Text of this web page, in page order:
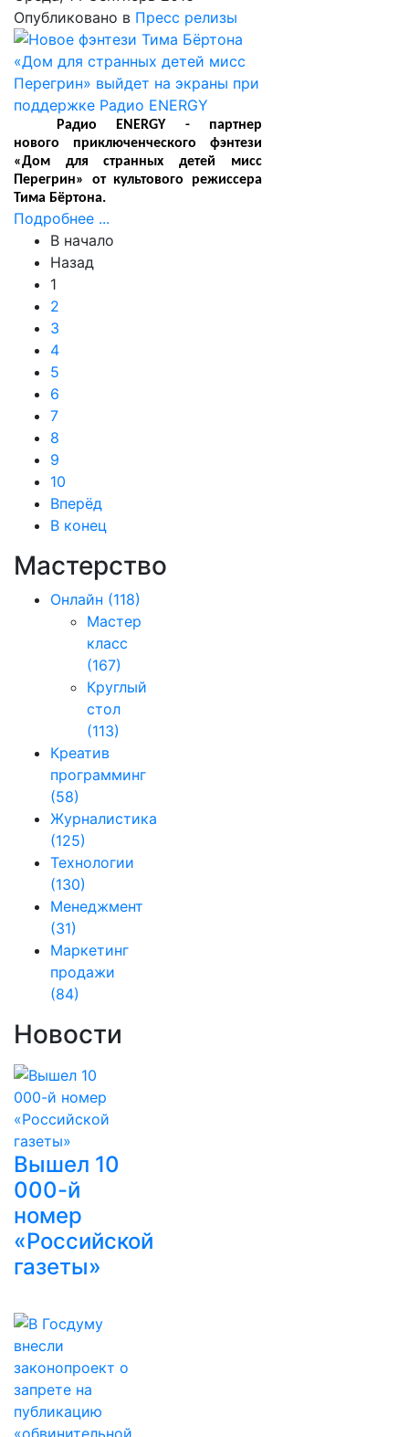
Опубликовано в Пресс релизы
Радио ENERGY - партнер
нового приключенческого фэнтези
«Дом для странных детей мисс
Перегрин» от культового режиссера
Тима Бёртона.
Подробнее ...
В начало
Назад
1
2
3
4
5
6
7
8
9
10
Вперёд
В конец
Мастерство
Онлайн (118)
Мастер
класс
(167)
Круглый
стол
(113)
Креатив
программинг
(58)
Журналистика
(125)
Технологии
(130)
Менеджмент
(31)
Маркетинг
продажи
(84)
Новости
Вышел 10
000-й
номер
«Российской
газеты»